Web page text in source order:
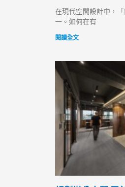
在現代空間設計中，
一。如何在有
閱讀全文